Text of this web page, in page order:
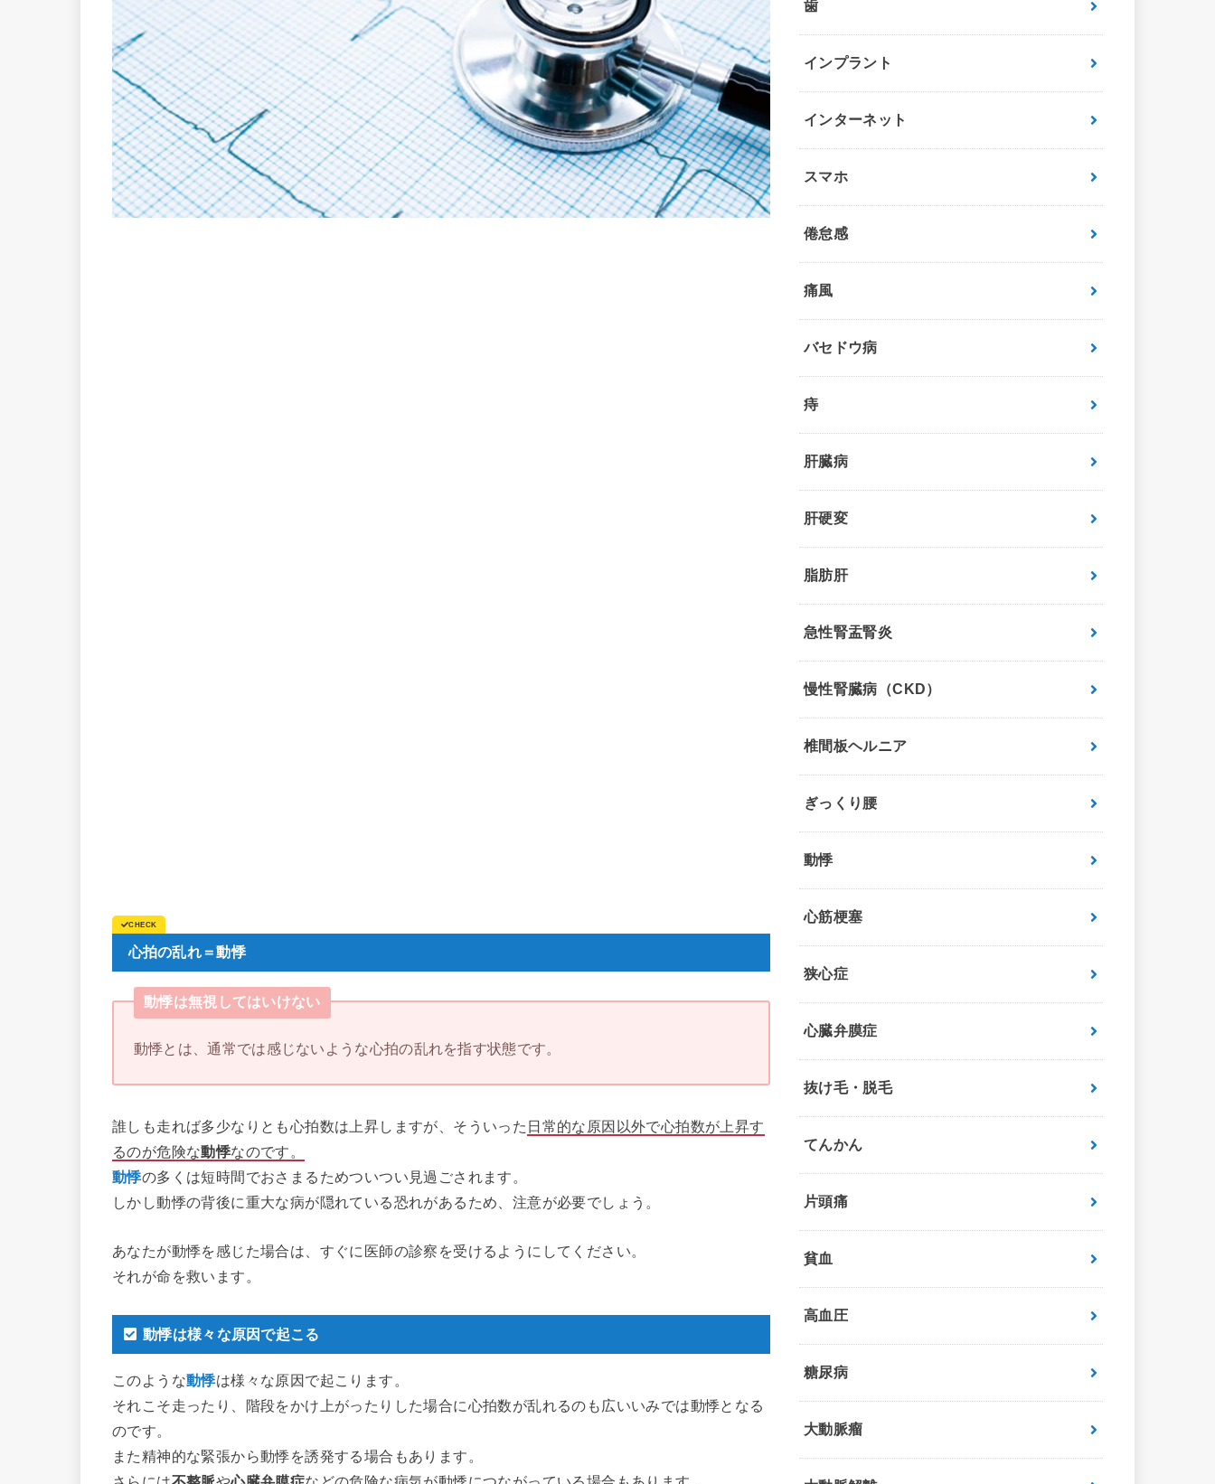
心拍の乱れ＝動悸
動悸は無視してはいけない
動悸とは、通常では感じないような心拍の乱れを指す状態です。
誰しも走れば多少なりとも心拍数は上昇しますが、そういった 日常的な原因以外で心拍数が上昇す
るのが危険な動悸なのです。
動悸の多くは短時間でおさまるためついつい見過ごされます。
しかし動悸の背後に重大な病が隠れている恐れがあるため、注意が必要でしょう。
あなたが動悸を感じた場合は、すぐに医師の診察を受けるようにしてください。
それが命を救います。
動悸は様々な原因で起こる
このような動悸は様々な原因で起こります。
それこそ走ったり、階段をかけ上がったりした場合に心拍数が乱れるのも広いいみでは動悸となる
のです。
また精神的な緊張から動悸を誘発する場合もあります。
歯
インプラント
インターネット
スマホ
倦怠感
痛風
バセドウ病
痔
肝臓病
肝硬変
脂肪肝
急性腎盂腎炎
慢性腎臓病（CKD）
椎間板ヘルニア
ぎっくり腰
動悸
心筋梗塞
狭心症
心臓弁膜症
抜け毛・脱毛
てんかん
片頭痛
貧血
高血圧
糖尿病
大動脈瘤